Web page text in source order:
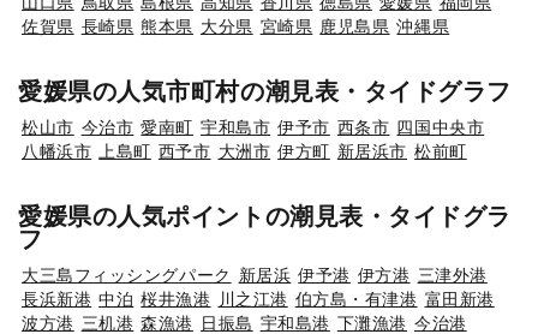
佐賀県 長崎県 熊本県 大分県 宮崎県 鹿児島県 沖縄県
愛媛県の人気市町村の潮見表・タイドグラフ
松山市 今治市 愛南町 宇和島市 伊予市 西条市 四国中央市
八幡浜市
上島町 西予市 大洲市 伊方町 新居浜市 松前町
愛媛県の人気ポイントの潮見表・タイドグラ
フ
大三島フィッシングパーク 新居浜 伊予港 伊方港 三津外港
長浜新港 中泊 桜井漁港 川之江港 伯方島・有津港 富田新港
波方港 三机港 森漁港 日振島 宇和島港 下灘漁港 今治港